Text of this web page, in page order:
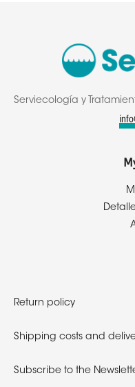
Serviecología y
Return policy
Shipping costs and
Subscribe to the